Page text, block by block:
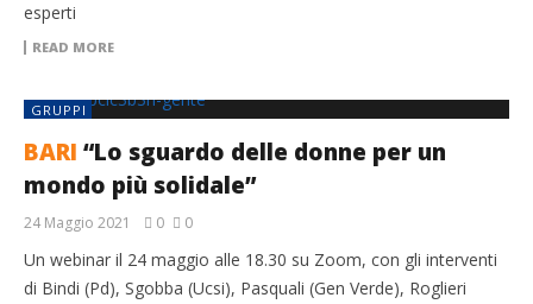
esperti
READ MORE
GRUPPI
BARI “Lo sguardo delle donne per un
mondo più solidale”
24 Maggio 2021 0 0
Un webinar il 24 maggio alle 18.30 su Zoom, con gli interventi
di Bindi (Pd), Sgobba (Ucsi), Pasquali (Gen Verde), Roglieri